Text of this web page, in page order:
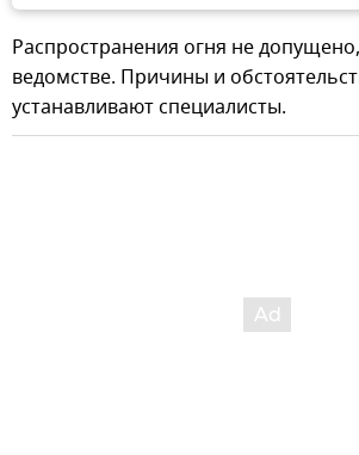
Распространения огня не
ведомстве. Причины и
устанавливают специалисты.